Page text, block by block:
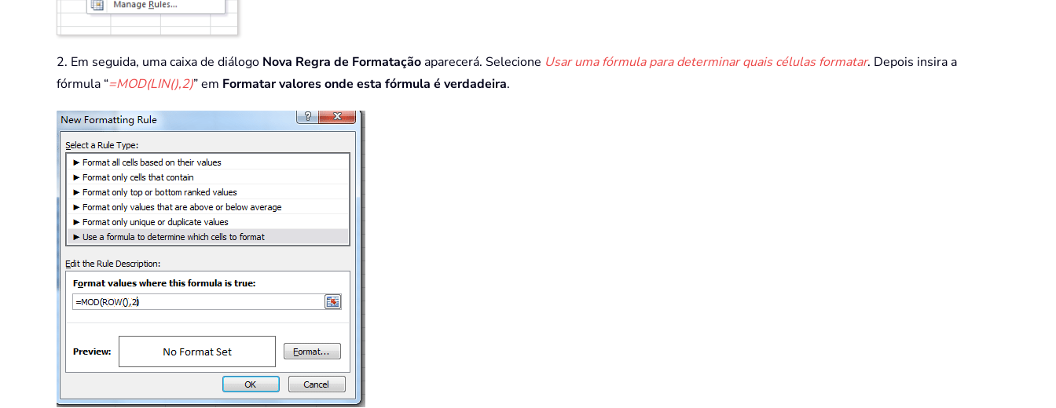
2. Em seguida, uma caixa de diálogo Nova Regra de Formataçãoaparecerá. Selecione Usar uma fórmula para determinar quais células formatar. Depois insira a
fórmula “=MOD(LIN(),2)” em Formatar valores onde esta fórmula é verdadeira.